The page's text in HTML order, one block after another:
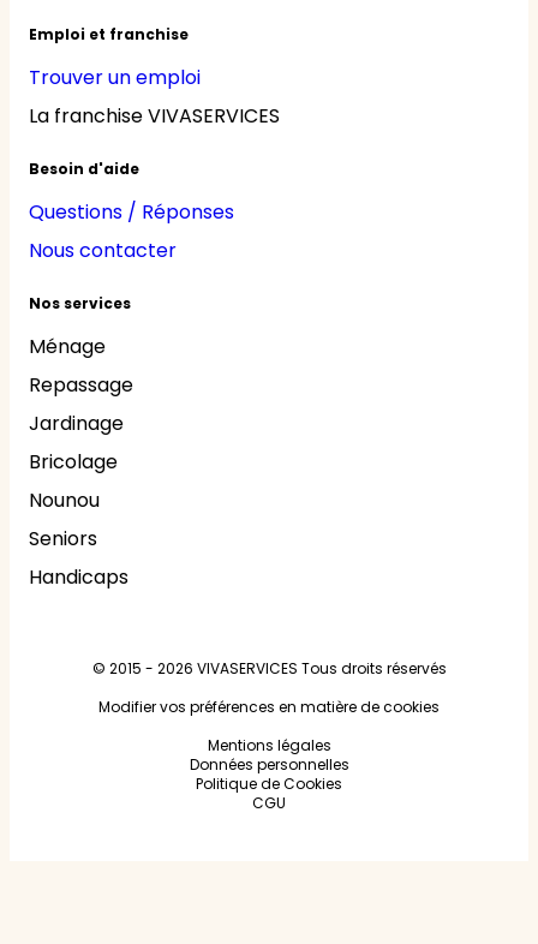
Emploi et franchise
Trouver un emploi
La franchise VIVASERVICES
Besoin d'aide
Questions / Réponses
Nous contacter
Nos services
Ménage
Repassage
Jardinage
Bricolage
Nounou
Seniors
Handicaps
© 2015 - 2026 VIVASERVICES Tous droits réservés
Modifier vos préférences en matière de cookies
Mentions légales
Données personnelles
Politique de Cookies
CGU